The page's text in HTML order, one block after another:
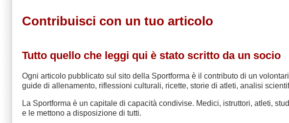
di
pane
Contribuisci con un tuo articolo
Tutto quello che leggi qui è stato scritto da un socio
Ogni articolo pubblicato sul sito della Sportforma è il contributo di un
guide di allenamento, riflessioni culturali, ricette, storie di atleti, analisi
La Sportforma è un capitale di capacità condivise. Medici, istruttori, atleti,
e le mettono a disposizione di tutti.